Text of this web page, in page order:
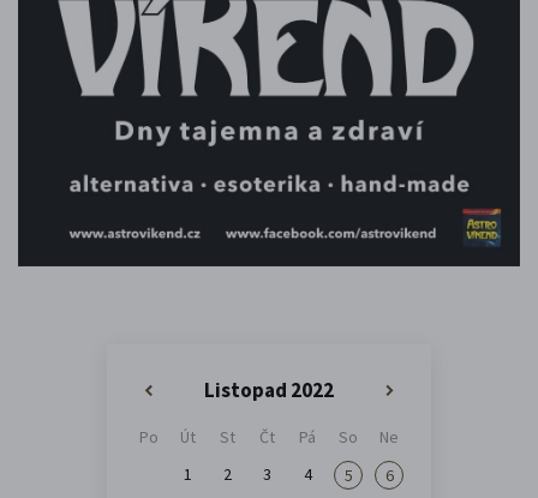
Listopad 2022
»
Po Út St Čt Pá So
Ne
1
2 3 4 5
6